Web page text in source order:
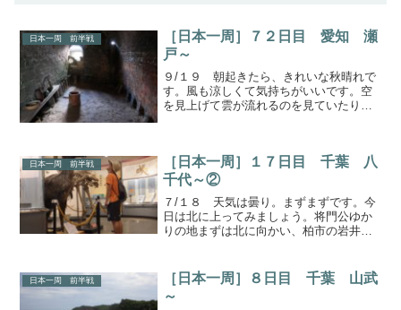
日本一周 前半戦
［日本一周］７２日目 愛知 瀬
戸～
９/１９ 朝起きたら、きれいな秋晴れで
す。風も涼しくて気持ちがいいです。空
を見上げて雲が流れるのを見ていたり、
出発は１０時過ぎになって...
日本一周 前半戦
［日本一周］１７日目 千葉 八
千代～②
７/１８ 天気は曇り。まずまずです。今
日は北に上ってみましょう。将門公ゆか
りの地まずは北に向かい、柏市の岩井地
がありますが、戦没した将門とその一門
を弔うために将門の娘が...
日本一周 前半戦
［日本一周］８日目 千葉 山武
～